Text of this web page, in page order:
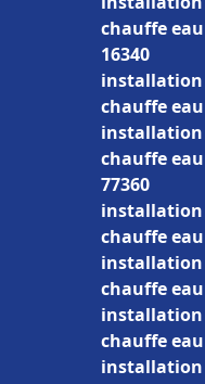
chauffe
16340
installation
chauffe
installation
chauffe
77360
installation
chauffe
installation
chauffe eau
installation
chauffe
installation